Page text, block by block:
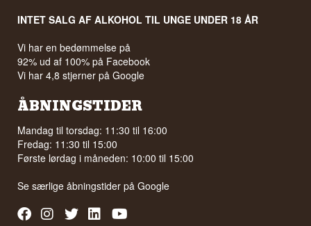
INTET SALG AF ALKOHOL TIL UNGE UNDER 18 ÅR
Vi har en bedømmelse på
92% ud af 100% på Facebook
Vi har 4,8 stjerner på Google
ÅBNINGSTIDER
Mandag til torsdag: 11:30 til 16:00
Fredag: 11:30 til 15:00
Første lørdag i måneden: 10:00 til 15:00
Se særlige åbningstider påGoogle